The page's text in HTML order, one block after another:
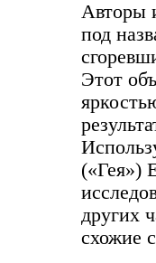
Авторы
под
Этот
(«Гея»)
других
схожие